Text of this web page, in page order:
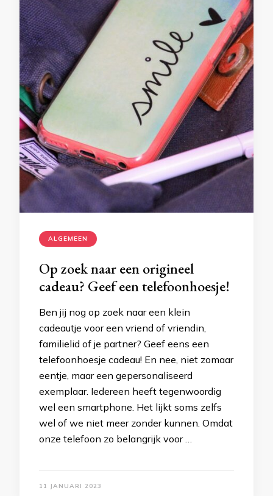
ALGEMEEN
Op zoek naar een origineel
cadeau? Geef een telefoonhoesje!
Ben jij nog op zoek naar een klein
cadeautje voor een vriend of vriendin,
familielid of je partner? Geef eens een
telefoonhoesje cadeau! En nee, niet zomaar
eentje, maar een gepersonaliseerd
exemplaar. Iedereen heeft tegenwoordig
wel een smartphone. Het lijkt soms zelfs
wel of we niet meer zonder kunnen. Omdat
onze telefoon zo belangrijk voor …
11 JANUARI 2023